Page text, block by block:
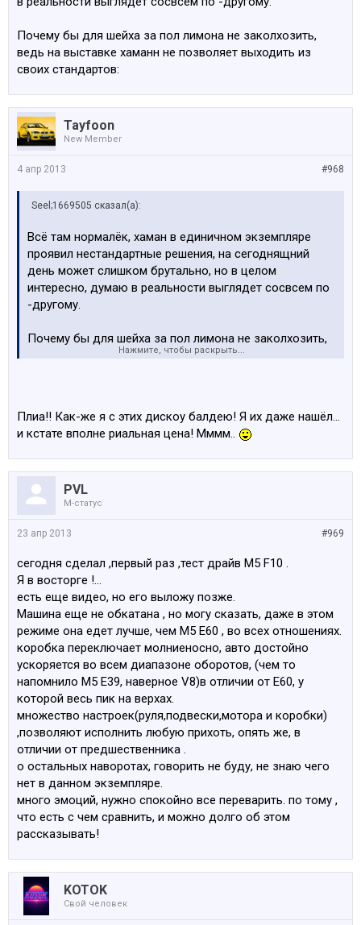
Почему бы для шейха за пол лимона не заколхозить,
ведь на выставке хаманн не позволяет выходить из
своих стандартов:
Tayfoon
New Member
#968
4 апр 2013
Seel;1669505 сказал(а):
Всё там нормалёк, хаман в единичном экземпляре
проявил нестандартные решения, на сегоднящний
день может слишком брутально, но в целом
интересно, думаю в реальности выглядет сосвсем по
-другому.
Почему бы для шейха за пол лимона не заколхозить,
ведь на выставке хаманн не позволяет выходить из
Нажмите, чтобы раскрыть...
Плиа!! Как-же я с этих дискоу балдею! Я их даже нашёл...
и кстате вполне риальная цена! Мммм..
PVL
M-статус
#969
23 апр 2013
сегодня сделал ,первый раз ,тест драйв М5 F10 .
Я в восторге !...
есть еще видео, но его выложу позже.
Машина еще не обкатана , но могу сказать, даже в этом
режиме она едет лучше, чем М5 Е60 , во всех отношениях.
коробка переключает молниеносно, авто достойно
ускоряется во всем диапазоне оборотов, (чем то
напомнило М5 Е39, наверное V8)в отличии от Е60, у
которой весь пик на верхах.
множество настроек(руля,подвески,мотора и коробки)
,позволяют исполнить любую прихоть, опять же, в
отличии от предшественника .
о остальных наворотах, говорить не буду, не знаю чего
нет в данном экземпляре.
много эмоций, нужно спокойно все переварить. по тому ,
что есть с чем сравнить, и можно долго об этом
рассказывать!
KOTOK
Свой человек